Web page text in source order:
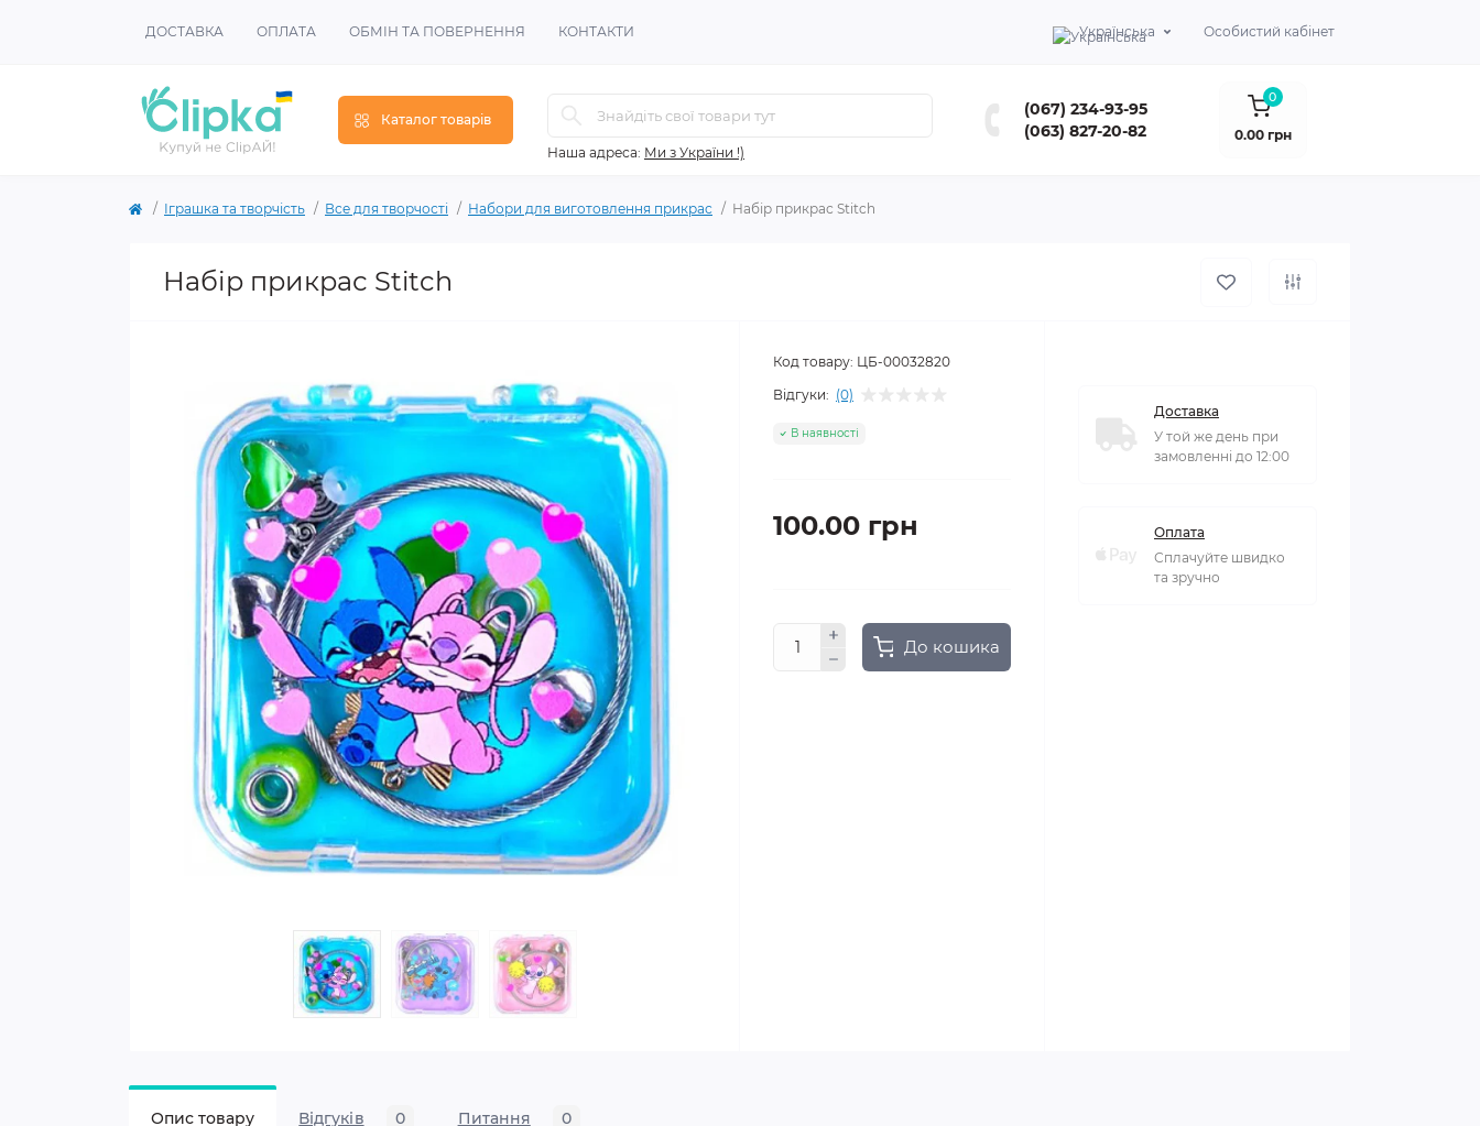
ДОСТАВКА ОПЛАТА ОБМІН ТА ПОВЕРНЕННЯ КОНТАКТИ Українська Особистий кабінет
Каталог товарів
Наша адреса: Ми з України !)
(067) 234-93-95
(063) 827-20-82
0
0.00 грн
Іграшка та творчість Все для творчості Набори для виготовлення прикрас Набір прикрас Stitch
Набір прикрас Stitch
Код товару: ЦБ-00032820
Відгуки: (0)
В наявності
100.00 грн
До кошика
Доставка
У той же день при
замовленні до 12:00
Оплата
Сплачуйте швидко
та зручно
Опис товару Відгуків 0 Питання 0